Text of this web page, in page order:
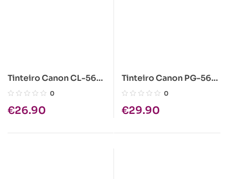
Tinteiro Canon CL-561
XL Original Tricolor
0
€26.90
Tinteiro Canon PG-560
XL Original Preto
0
€29.90